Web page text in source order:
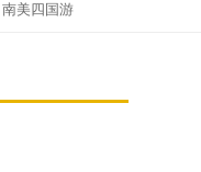
南美四国游